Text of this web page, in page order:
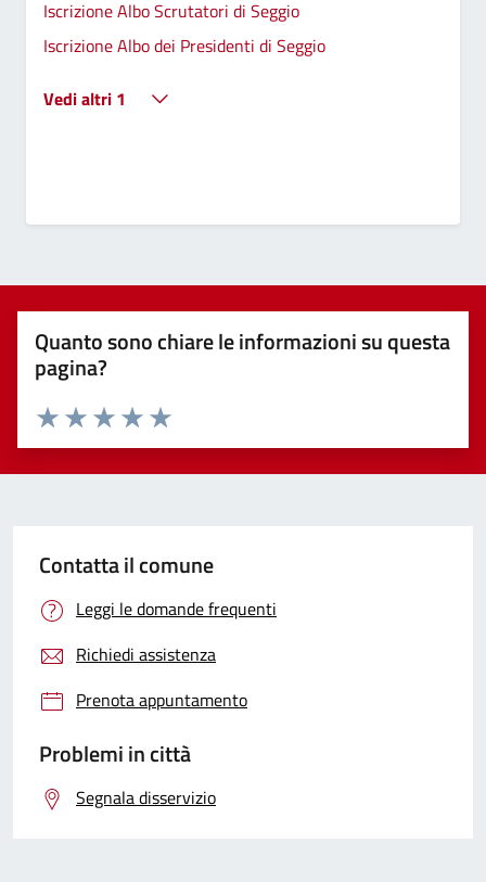
Iscrizione Albo Scrutatori di Seggio
Iscrizione Albo dei Presidenti di Seggio
Vedi altri 1
Quanto sono chiare le informazioni su questa
pagina?
Valuta 5 stelle su 5
Valuta 4 stelle su 5
Valuta 3 stelle su 5
Valuta 2 stelle su 5
Valuta 1 stelle su 5
Contatta il comune
Leggi le domande frequenti
Richiedi assistenza
Prenota appuntamento
Problemi in città
Segnala disservizio